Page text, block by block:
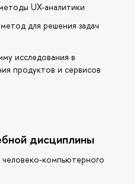
UX-аналитики
для решения задач
исследования в
продуктов и сервисов
дисциплины
компьютерного